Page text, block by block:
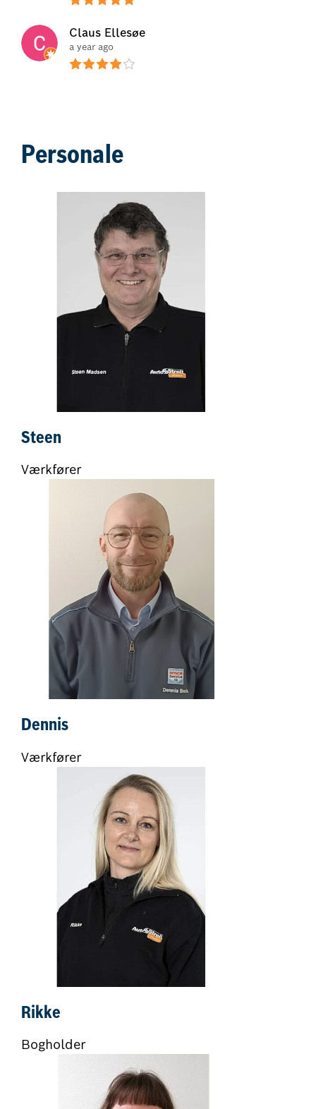
Claus Ellesøe
a year ago
Personale
Steen
Værkfører
Dennis
Værkfører
Rikke
Bogholder